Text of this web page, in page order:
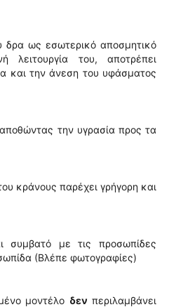
δρα ως εσωτερικό αποσμητικό
του, αποτρέπει
και την άνεση του υφάσματος
την υγρασία προς τα
κράνους παρέχει γρήγορη και
συμβατό με τις προσωπίδες
(Βλέπε φωτογραφίες)
μοντέλο δεν περιλαμβάνει